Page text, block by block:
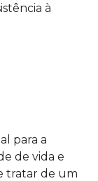
à
para a
de vida e
tratar de um